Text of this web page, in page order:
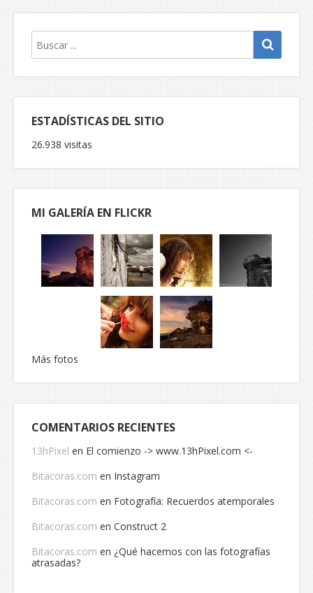
ESTADÍSTICAS DEL SITIO
26.938 visitas
MI GALERÍA EN FLICKR
Más fotos
COMENTARIOS RECIENTES
13hPixel en El comienzo -> www.13hPixel.com <-
Bitacoras.com en Instagram
Bitacoras.com en Fotografía: Recuerdos atemporales
Bitacoras.com en Construct 2
Bitacoras.com en ¿Qué hacemos con las fotografías
atrasadas?